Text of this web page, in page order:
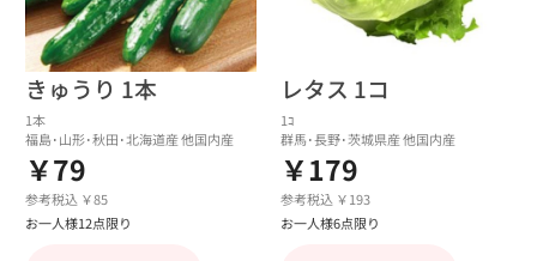
きゅうり 1本
1本
福島･山形･秋田･北海道産 他国内産
￥79
参考税込 ￥85
お一人様12点限り
レタス 1コ
1ｺ
群馬･長野･茨城県産 他国内産
￥179
参考税込 ￥193
お一人様6点限り